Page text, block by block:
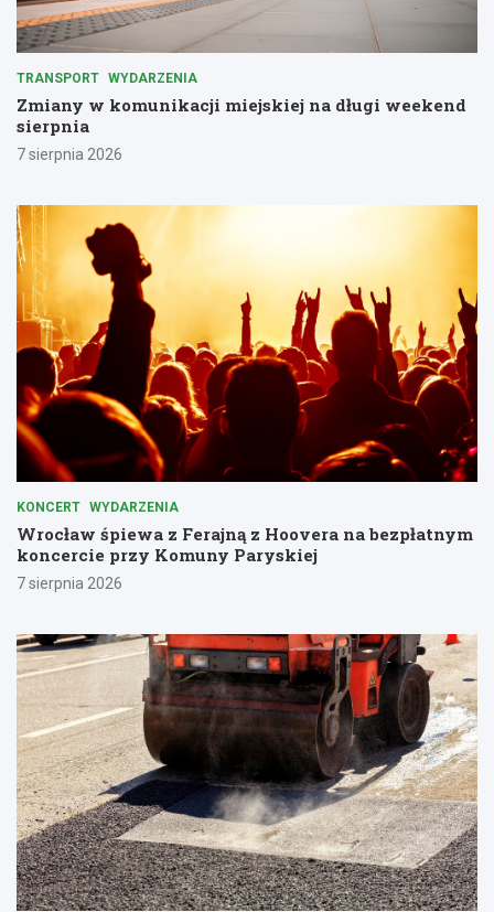
TRANSPORT WYDARZENIA
Zmiany w komunikacji miejskiej na długi weekend
sierpnia
7 sierpnia 2026
KONCERT WYDARZENIA
Wrocław śpiewa z Ferajną z Hoovera na bezpłatnym
koncercie przy Komuny Paryskiej
7 sierpnia 2026